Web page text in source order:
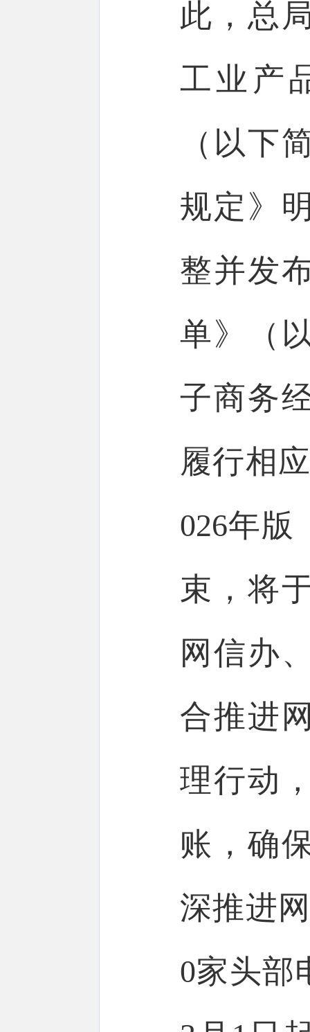
此，总
工业产
（以下
规定》
整并发
单》（
子商务
履行相
026年版
束，将
网信办
合推进
理行动
账，确
深推进
0家头部